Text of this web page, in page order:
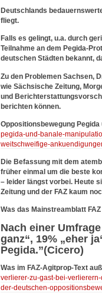
Deutschlands
fliegt.
Falls es gelingt, u.a. durch
Teilnahme an dem Pegida-
deutschen Städten bekannt,
Zu den Problemen Sachsen,
wie Sächsische Zeitung,
und
berichten können.
Oppositionsbewegung
pegida-und-banale-
weitschweifige-
Die Befassung mit dem
früher einmal um die beste
– leider längst vorbei. Heute
Zeitung und der FAZ kaum
Was das Mainstreamblatt
Nach einer
ganz“, 19% „eher
Pegida.”(Cicero)
Was im FAZ-Agitprop-Text
verlierer-zu-gast-bei-
der-deutschen-